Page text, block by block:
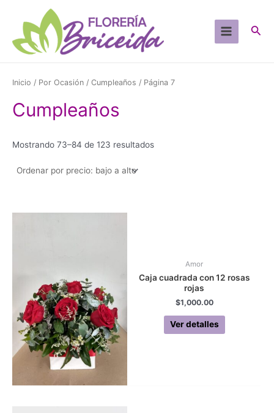
contenido
Main
Inicio / Por Ocasión / Cumpleaños / Página 7
Cumpleaños
Mostrando 73–84 de 123 resultadosSorted
Amor
Caja cuadrada con 12 rosas
rojas
$1,000.00
Ver detalles